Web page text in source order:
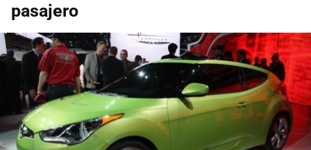
pasajero